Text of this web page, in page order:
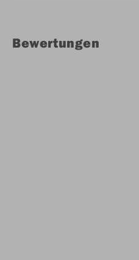
Bewertungen